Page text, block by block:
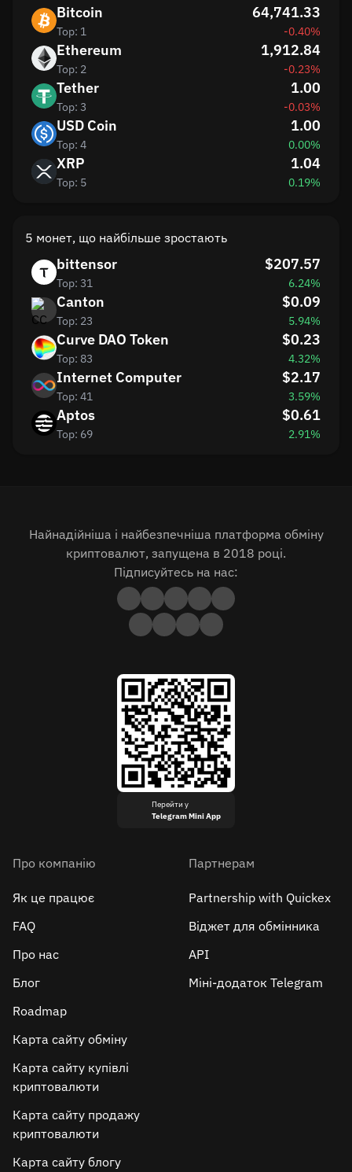
Bitcoin
Top: 1
64,741.33
-0.40%
Ethereum
Top: 2
1,912.84
-0.23%
Tether
Top: 3
1.00
-0.03%
USD Coin
Top: 4
1.00
0.00%
XRP
Top: 5
1.04
0.19%
5 монет, що найбільше зростають
bittensor
Top: 31
$207.57
6.24%
Canton
Top: 23
$0.09
5.94%
Curve DAO Token
Top: 83
$0.23
4.32%
Internet Computer
Top: 41
$2.17
3.59%
Aptos
Top: 69
$0.61
2.91%
Найнадійніша і найбезпечніша платформа обміну
криптовалют, запущена в 2018 році.
Підписуйтесь на нас:
Перейти у
Telegram Mini App
Про компанію
Як це працює
FAQ
Про нас
Блог
Roadmap
Карта сайту обміну
Карта сайту купівлі
криптовалюти
Карта сайту продажу
криптовалюти
Карта сайту блогу
Партнерам
Partnership with Quickex
Віджет для обмінника
API
Міні-додаток Telegram